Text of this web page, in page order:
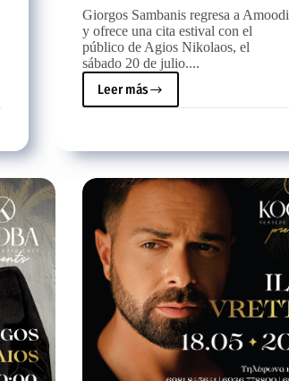
Giorgos Sambanis regresa a Amoodi
y ofrece una cita estival con el
público de Agios Nikolaos, el
sábado 20 de julio....
Leer másGiorgos
Sambanis
Amoodi
en
Agios
el
sábado
20/07